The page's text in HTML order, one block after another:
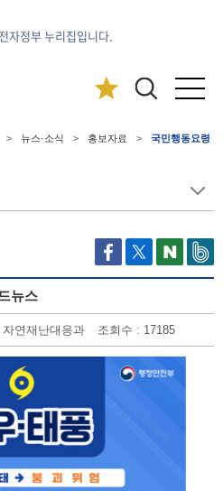
자정부 누리집입니다.
> 뉴스·소식 > 홍보자료 > 국민행동요령
뉴스
연재난대응과 조회수 : 17185